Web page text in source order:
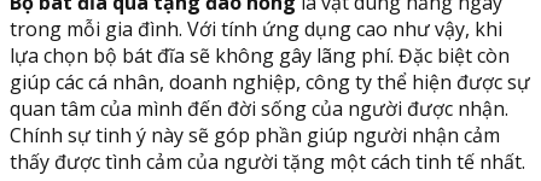
trong mỗi gia đình. Với tính ứng dụng cao như vậy, khi
lựa chọn bộ bát đĩa sẽ không gây lãng phí. Đặc biệt còn
giúp các cá nhân, doanh nghiệp, công ty thể hiện được sự
quan tâm của mình đến đời sống của người được nhận.
Chính sự tinh ý này sẽ góp phần giúp người nhận cảm
thấy được tình cảm của người tặng một cách tinh tế nhất.